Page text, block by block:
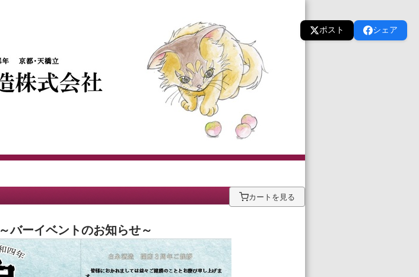
ポスト シェア
～バーイベントのお知らせ～
カートを見る